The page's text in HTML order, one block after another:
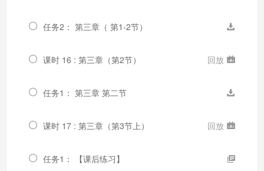
任务2： 第三章（ 第1-2节）
课时 16 : 第三章（第2节） 回放
任务1： 第三章 第二节
课时 17 : 第三章（第3节上） 回放
任务1： 【课后练习】